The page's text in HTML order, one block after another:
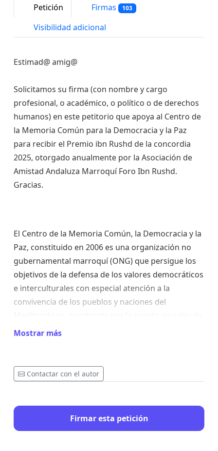
Petición Firmas 103
Visibilidad adicional
Estimad@ amig@
Solicitamos su firma (con nombre y cargo
profesional, o académico, o político o de derechos
humanos) en este petitorio que apoya al Centro de
la Memoria Común para la Democracia y la Paz
para recibir el Premio ibn Rushd de la concordia
2025, otorgado anualmente por la Asociación de
Amistad Andaluza Marroquí Foro Ibn Rushd.
Gracias.
El Centro de la Memoria Común, la Democracia y la
Paz, constituido en 2006 es una organización no
gubernamental marroquí (ONG) que persigue los
objetivos de la defensa de los valores democráticos
e interculturales con especial atención a la
convivencia de los pueblos y naciones del
la memoria común histórica y cultural, así como en
derechos humanos.
Al frente del mismo hay destacados intelectuales y
profesionales que padecieron persecución bajo el
Mostrar más
Contactar con el autor
Firmar esta petición